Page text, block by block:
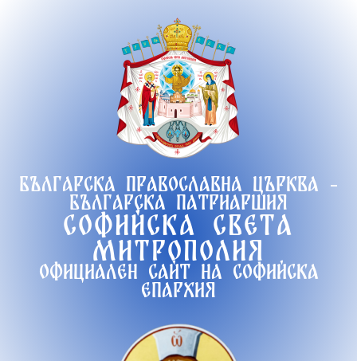
Българска православна църква -
Българска патриаршия
Софийска света
митрополия
Официален сайт на софийска
епархия